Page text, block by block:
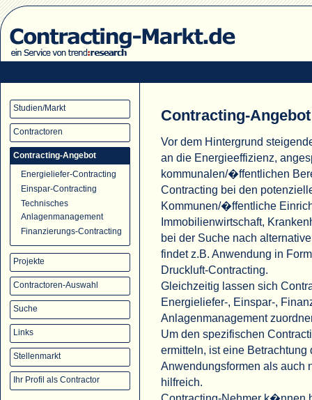
Studien/Markt
Contractoren
Contracting-Angebot
Energieliefer-Contracting
Einspar-Contracting
Technisches
Anlagenmanagement
Finanzierungs-Contracting
Projekte
Contractoren-Auswahl
Suche
Links
Stellenmarkt
Ihr Profil als Contractor
Contracting-Angebot
Vor dem Hintergrund
an die Energieeffizienz,
kommunalen/�ffentlichen
Contracting bei den
Kommunen/�ffentliche
Immobilienwirtschaft,
bei der Suche nach
findet z.B. Anwendung in
Druckluft-Contracting.
Gleichzeitig lassen sich
Energieliefer-, Einspar-,
Anlagenmanagement
Um den spezifischen
ermitteln, ist eine
Anwendungsformen als auch
hilfreich.